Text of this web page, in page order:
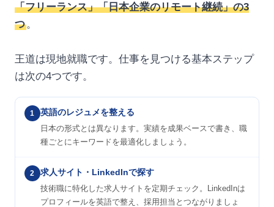
「フリーランス」「日本企業のリモート継続」の3
つ。
王道は現地就職です。仕事を見つける基本ステップ
は次の4つです。
1 英語のレジュメを整える
日本の形式とは異なります。実績を成果ベースで書き、職
種ごとにキーワードを最適化しましょう。
2 求人サイト・LinkedInで探す
技術職に特化した求人サイトを定期チェック。LinkedInは
プロフィールを英語で整え、採用担当とつながりましょ